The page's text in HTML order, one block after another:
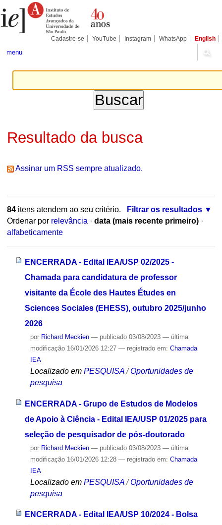
para
conteúdo.
Pessoais
Cadastre-se YouTube Instagram WhatsApp English
menu
Resultado da busca
Assinar um RSS sempre atualizado.
84itens atendem ao seu critério.
Filtrar os resultados
Ordenar por relevância · data (mais recente primeiro) ·
alfabeticamente
ENCERRADA - Edital IEA/USP 02/2025 -
Chamada para candidatura de professor
visitante da École des Hautes Études en
Sciences Sociales (EHESS), outubro 2025/junho
2026
por Richard Meckien — publicado03/08/2023 — última
modificação16/01/2026 12:27 — registrado em: Chamada
IEA
Localizado em PESQUISA /Oportunidades de
pesquisa
ENCERRADA - Grupo de Estudos de Modelos
de Apoio à Ciência - Edital IEA/USP 01/2025 para
seleção de pesquisador de pós-doutorado
por Richard Meckien — publicado03/08/2023 — última
modificação16/01/2026 12:28 — registrado em: Chamada
IEA
Localizado em PESQUISA /Oportunidades de
pesquisa
ENCERRADA - Edital IEA/USP 10/2024 - Bolsa